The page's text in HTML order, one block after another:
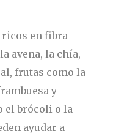
en fibra
avena, la chía,
frutas como la
y
el brócoli o la
ayudar a